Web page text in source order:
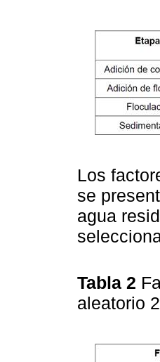
Los
se
agua
Tabla 2
aleatorio